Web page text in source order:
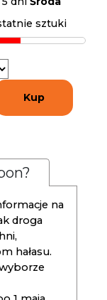
sztuki
Kup
na
droga
hałasu.